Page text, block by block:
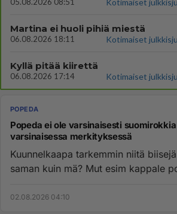
Kotimaiset
Martina ei huoli pihiä miestä
06.08.2026 18:11 Kotimaiset
Kyllä pitää kiirettä
06.08.2026 17:14 Kotimaiset
POPEDA
Popeda ei ole varsinaisesti
varsinaisessa merkityksessä
Kuunnelkaapa tarkemmin niitä
saman kuin mä? Mut esim kappale pohjantähden alla
02.08.2026 04:10